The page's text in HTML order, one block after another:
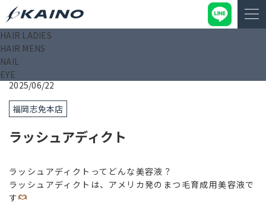
HAIR LADIES
HAIR MENS
NAIL
EYE
KAINO－カイノ－【公式サイト】
ト
2025/06/22
福岡志免本店
ラッシュアディクト
ラッシュアディクトってどんな美容液？
ラッシュアディクトは、アメリカ発のまつ毛育成用美容液で
す